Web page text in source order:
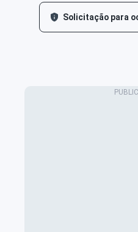
Solicitação para